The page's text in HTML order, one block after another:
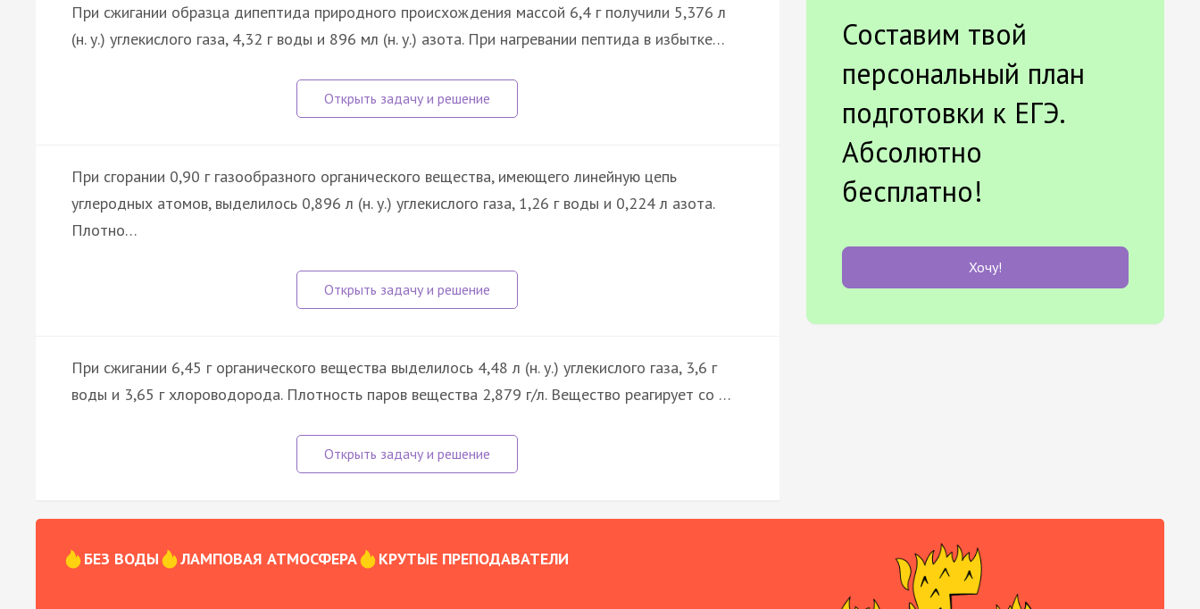
При сжигании образца дипептида природного происхождения массой 6,4 г получили 5,376 л
(н. у.) углекислого газа, 4,32 г воды и 896 мл (н. у.) азота. При нагревании пептида в избытке…
При сгорании 0,90 г газообразного органического вещества, имеющего линейную цепь
углеродных атомов, выделилось 0,896 л (н. у.) углекислого газа, 1,26 г воды и 0,224 л азота.
Плотно…
При сжигании 6,45 г органического вещества выделилось 4,48 л (н. у.) углекислого газа, 3,6 г
воды и 3,65 г хлороводорода. Плотность паров вещества 2,879 г/л. Вещество реагирует со …
Составим твой
персональный план
подготовки к ЕГЭ.
Абсолютно
бесплатно!
Хочу!
БЕЗ ВОДЫ ЛАМПОВАЯ АТМОСФЕРА КРУТЫЕ ПРЕПОДАВАТЕЛИ